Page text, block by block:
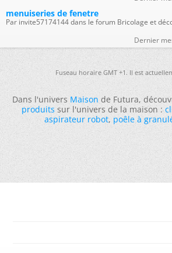
menuiseries de fenetre
Par invite57174144 dans le forum Bricolage et
Dernier
Fuseau horaire GMT +1. Il est
Dans l'universMaisonde Futura,
produitssur l'univers de la maison :
aspirateur robot,poêle à